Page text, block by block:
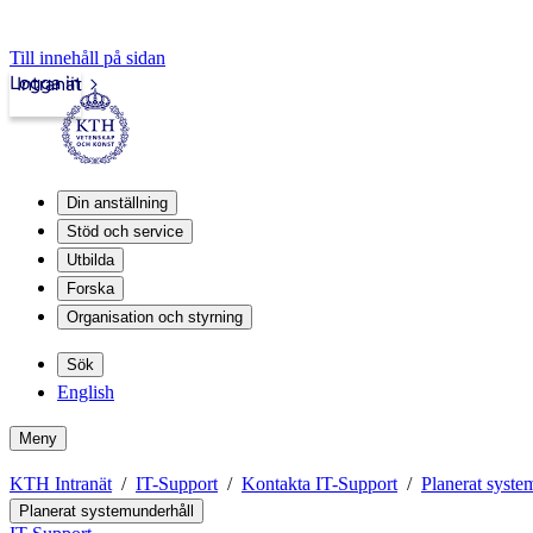
Till innehåll på sidan
Intranät
Logga in
Din anställning
Stöd och service
Utbilda
Forska
Organisation och styrning
Sök
English
Meny
KTH Intranät IT-Support Kontakta IT-Support Planerat
Planerat systemunderhåll